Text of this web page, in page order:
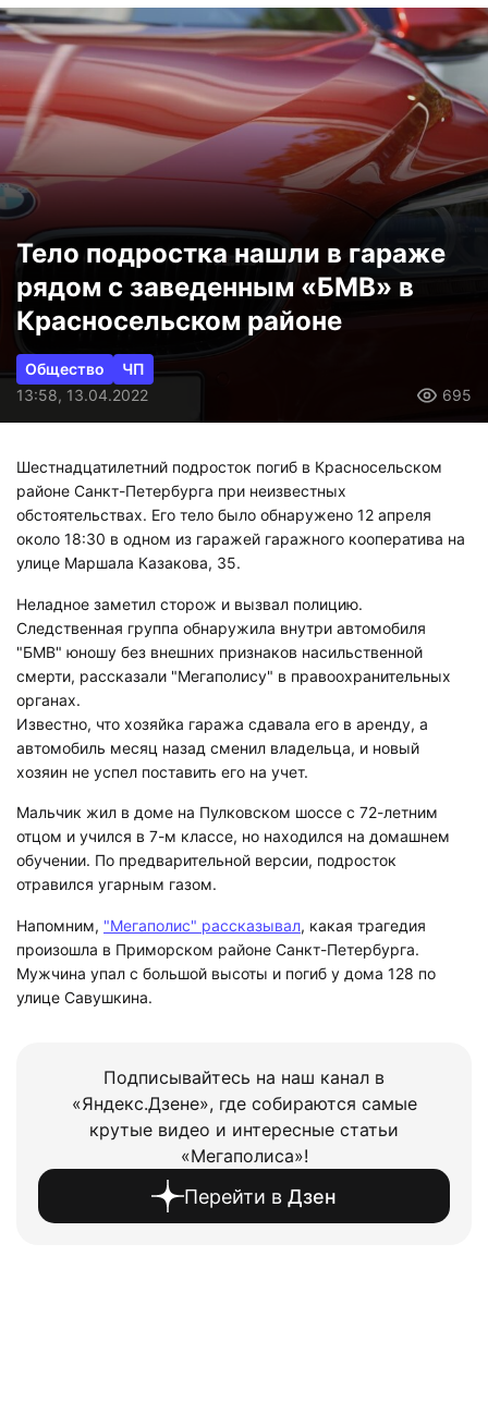
Тело подростка нашли в гараже
рядом с заведенным «БМВ» в
Красносельском районе
Общество
ЧП
13:58, 13.04.2022
695
Шестнадцатилетний подросток погиб в Красносельском
районе Санкт-Петербурга при неизвестных
обстоятельствах. Его тело было обнаружено 12 апреля
около 18:30 в одном из гаражей гаражного кооператива на
улице Маршала Казакова, 35.
Неладное заметил сторож и вызвал полицию.
Следственная группа обнаружила внутри автомобиля
"БМВ" юношу без внешних признаков насильственной
смерти, рассказали "Мегаполису" в правоохранительных
органах.
Известно, что хозяйка гаража сдавала его в аренду, а
автомобиль месяц назад сменил владельца, и новый
хозяин не успел поставить его на учет.
Мальчик жил в доме на Пулковском шоссе с 72-летним
отцом и учился в 7-м классе, но находился на домашнем
обучении. По предварительной версии, подросток
отравился угарным газом.
Напомним, "Мегаполис" рассказывал, какая трагедия
произошла в Приморском районе Санкт-Петербурга.
Мужчина упал с большой высоты и погиб у дома 128 по
улице Савушкина.
Подписывайтесь на наш канал в
«Яндекс.Дзене», где собираются самые
крутые видео и интересные статьи
«Мегаполиса»!
Перейти в Дзен